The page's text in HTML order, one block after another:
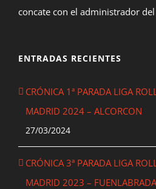
concate con el administrador
ENTRADAS RECIENTES
CRÓNICA 1ª PARADA LIGA
MADRID 2024 – ALCORCON
27/03/2024
CRÓNICA 3ª PARADA LIGA
MADRID 2023 – FUENLABRADA